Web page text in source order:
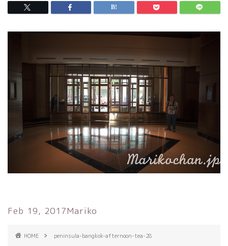
Feb 19, 2017Mariko
HOME peninsula-bangkok-afternoon-tea-28